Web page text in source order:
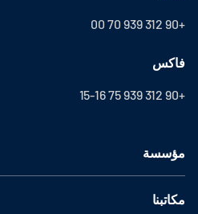
+90 312 939 70 00
فاكس
+90 312 939 75 15-16
مؤسسة
مكاتبنا